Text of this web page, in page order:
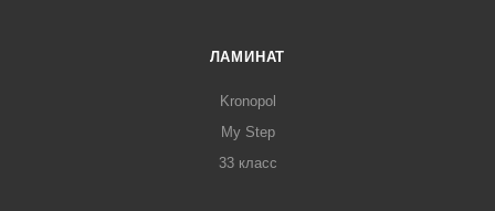
ЛАМИНАТ
Kronopol
My Step
33 класс